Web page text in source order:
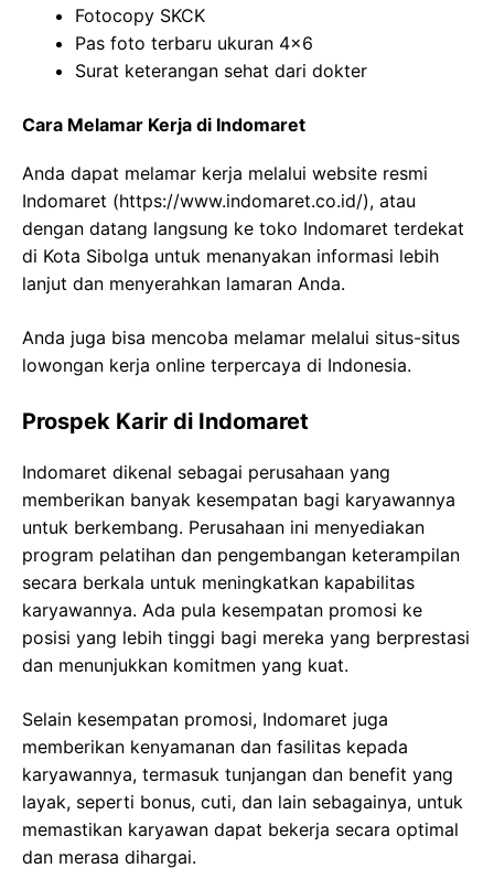
Fotocopy SKCK
Pas foto terbaru ukuran 4×6
Surat keterangan sehat dari dokter
Cara Melamar Kerja di Indomaret
Anda dapat melamar kerja melalui website resmi
Indomaret (https://www.indomaret.co.id/), atau
dengan datang langsung ke toko Indomaret terdekat
di Kota Sibolga untuk menanyakan informasi lebih
lanjut dan menyerahkan lamaran Anda.
Anda juga bisa mencoba melamar melalui situs-situs
lowongan kerja online terpercaya di Indonesia.
Prospek Karir di Indomaret
Indomaret dikenal sebagai perusahaan yang
memberikan banyak kesempatan bagi karyawannya
untuk berkembang. Perusahaan ini menyediakan
program pelatihan dan pengembangan keterampilan
secara berkala untuk meningkatkan kapabilitas
karyawannya. Ada pula kesempatan promosi ke
posisi yang lebih tinggi bagi mereka yang berprestasi
dan menunjukkan komitmen yang kuat.
Selain kesempatan promosi, Indomaret juga
memberikan kenyamanan dan fasilitas kepada
karyawannya, termasuk tunjangan dan benefit yang
layak, seperti bonus, cuti, dan lain sebagainya, untuk
memastikan karyawan dapat bekerja secara optimal
dan merasa dihargai.